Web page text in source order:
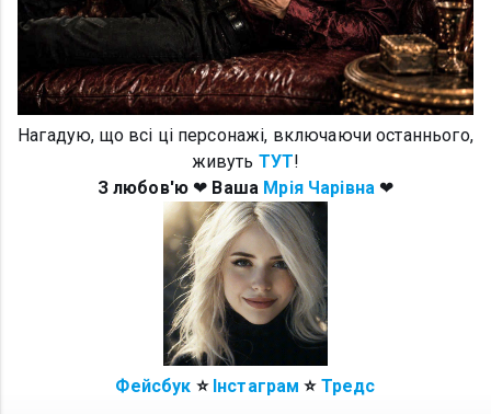
Нагадую, що всі ці персонажі, включаючи останнього,
живуть ТУТ!
З любов'ю ❤ Ваша Мрія Чарівна ❤
Фейсбук ⭐ Інстаграм ⭐ Тредс